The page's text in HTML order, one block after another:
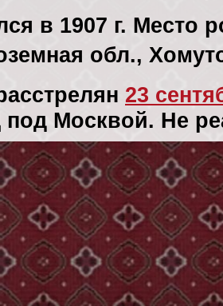
в 1907 г. Место
обл.,
23
Москвой. Не